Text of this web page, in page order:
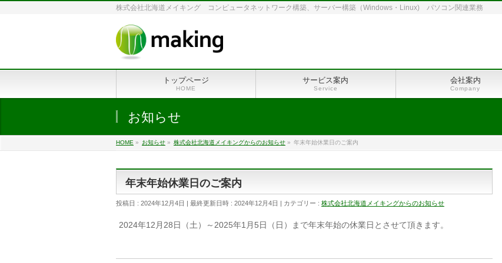
株式会社北海道メイキング コンピュータネットワーク構築、サーバー構築（Windows・Linux) パソコン関連業務
トップページ
HOME
サービス案内
Service
会社案内
Company
お知らせ
HOME » お知らせ » 株式会社北海道メイキングからのお知らせ » 年末年始休業日のご案内
年末年始休業日のご案内
投稿日 : 2024年12月4日 最終更新日時 : 2024年12月4日 カテゴリー : 株式会社北海道メイキングからのお知らせ
2024年12月28日（土）～2025年1月5日（日）まで年末年始の休業日とさせて頂きます。